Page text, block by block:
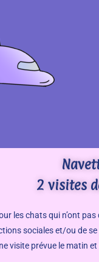
2 visites
les chats qui n’ont
sociales et/ou de se
visite prévue le matin